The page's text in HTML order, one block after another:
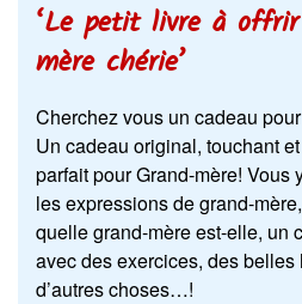
‘Le petit livre à
mère chérie’
Cherchez vous un cadeau
Un cadeau original, touchant
parfait pour Grand-mère! Vous
les expressions de grand-
quelle grand-mère est-elle, un
avec des exercices, des
d’autres choses…!